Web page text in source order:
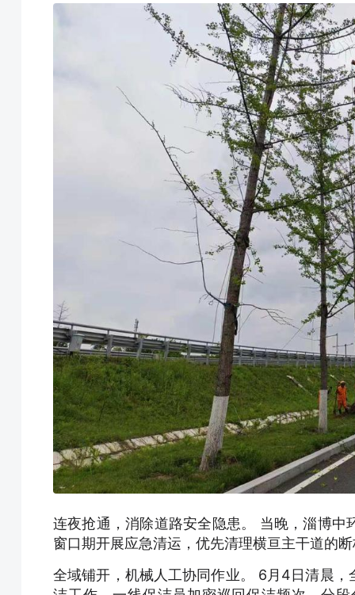
连夜抢通，消除道路安全隐患。 当晚，淄博
窗口期开展应急清运，优先清理横亘主干道的
全域铺开，机械人工协同作业。 6月4日清晨